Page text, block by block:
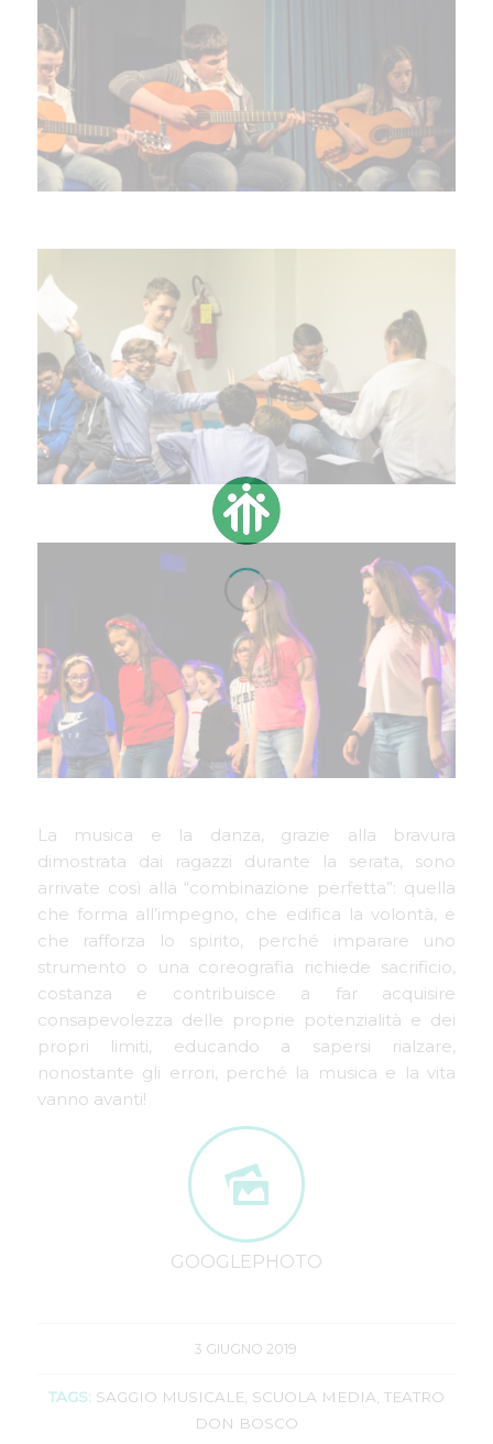
La musica e la danza, grazie alla bravura
dimostrata dai ragazzi durante la serata, sono
arrivate così alla “combinazione perfetta”: quella
che forma all’impegno, che edifica la volontà, e
che rafforza lo spirito, perché imparare uno
strumento o una coreografia richiede sacrificio,
costanza e contribuisce a far acquisire
consapevolezza delle proprie potenzialità e dei
propri limiti, educando a sapersi rialzare,
nonostante gli errori, perché la musica e la vita
vanno avanti!
GOOGLEPHOTO
3 GIUGNO 2019
TAGS: SAGGIO MUSICALE SCUOLA MEDIA TEATRO
DON BOSCO